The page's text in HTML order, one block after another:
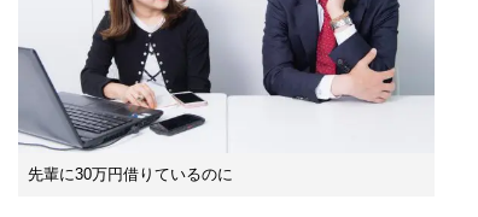
先輩に30万円借りているのに